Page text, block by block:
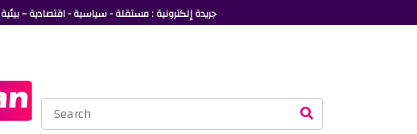
جريدة إلكترونية : مستقلة - سياسية - اقتصادية – بيئية